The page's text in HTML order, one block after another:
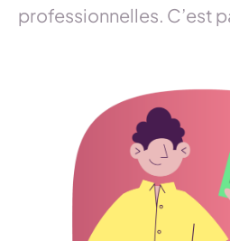
professionnelles. C’est